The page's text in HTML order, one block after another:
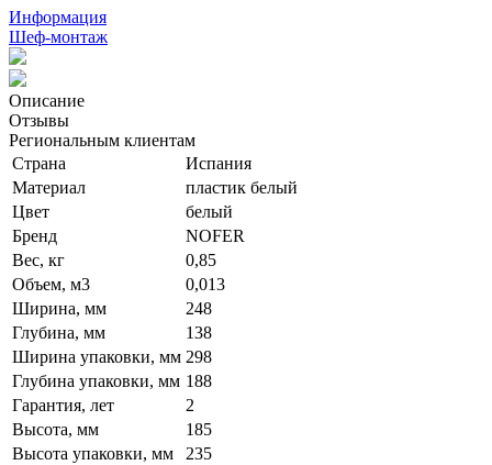
Информация
Шеф-монтаж
Описание
Отзывы
Региональным клиентам
Страна
Испания
Материал
пластик белый
Цвет
белый
Бренд
NOFER
Вес, кг
0,85
Объем, м3
0,013
Ширина, мм
248
Глубина, мм
138
Ширина упаковки, мм 298
Глубина упаковки, мм 188
Гарантия, лет
2
Высота, мм
185
Высота упаковки, мм
235